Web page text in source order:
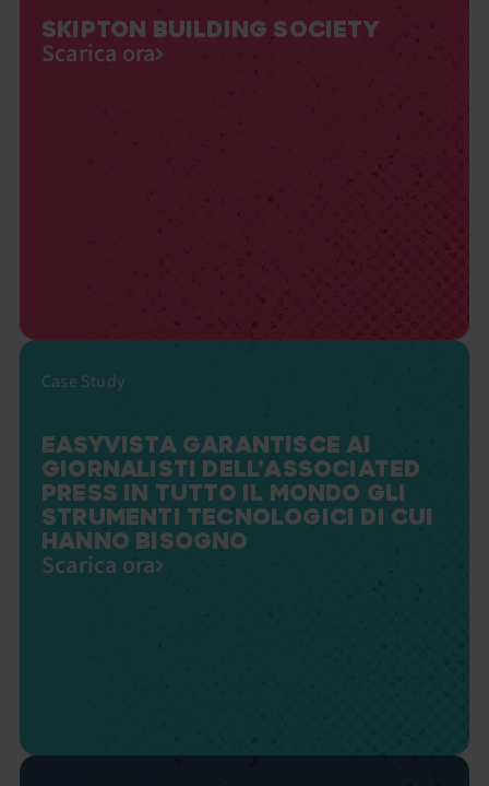
SKIPTON BUILDING SOCIETY
Scarica ora
Case Study
EASYVISTA GARANTISCE AI
GIORNALISTI DELL’ASSOCIATED
PRESS IN TUTTO IL MONDO GLI
STRUMENTI TECNOLOGICI DI CUI
HANNO BISOGNO
Scarica ora